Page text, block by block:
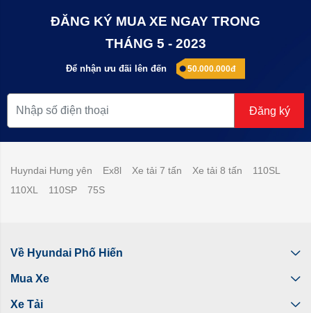
ĐĂNG KÝ MUA XE NGAY TRONG
THÁNG 5 - 2023
Để nhận ưu đãi lên đến 50.000.000đ
Đăng ký
Huyndai Hưng yên Ex8l Xe tải 7 tấn Xe tải 8 tấn
110SL
110XL
110SP 75S
Về Hyundai Phố Hiến
Mua Xe
Xe Tải